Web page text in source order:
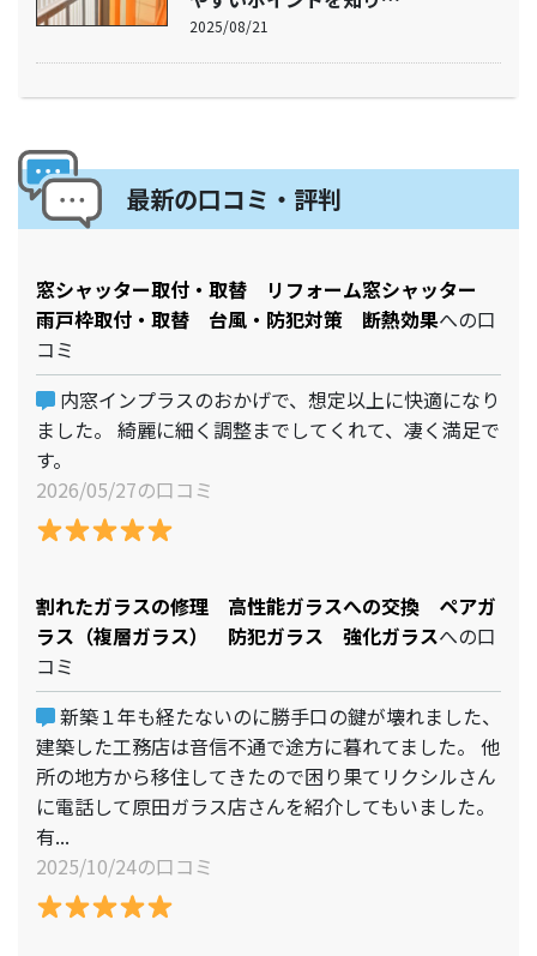
2025/08/21
最新の口コミ・評判
窓シャッター取付・取替 リフォーム窓シャッター
雨戸枠取付・取替 台風・防犯対策 断熱効果への口
コミ
内窓インプラスのおかげで、想定以上に快適になり
ました。 綺麗に細く調整までしてくれて、凄く満足で
す。
2026/05/27の口コミ
割れたガラスの修理 高性能ガラスへの交換 ペアガ
ラス（複層ガラス） 防犯ガラス 強化ガラスへの口
コミ
新築１年も経たないのに勝手口の鍵が壊れました、
建築した工務店は音信不通で途方に暮れてました。 他
所の地方から移住してきたので困り果てリクシルさん
に電話して原田ガラス店さんを紹介してもいました。
有...
2025/10/24の口コミ